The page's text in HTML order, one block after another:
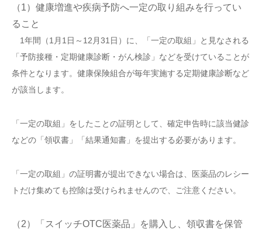
（1）健康増進や疾病予防へ一定の取り組みを行ってい
ること
1年間（1月1日～12月31日）に、「一定の取組」と見なされる
「予防接種・定期健康診断・がん検診」などを受けていることが
条件となります。健康保険組合が毎年実施する定期健康診断など
が該当します。
「一定の取組」をしたことの証明として、確定申告時に該当健診
などの「領収書」「結果通知書」を提出する必要があります。
「一定の取組」の証明書が提出できない場合は、医薬品のレシー
トだけ集めても控除は受けられませんので、ご注意ください。
（2）「スイッチOTC医薬品」を購入し、領収書を保管